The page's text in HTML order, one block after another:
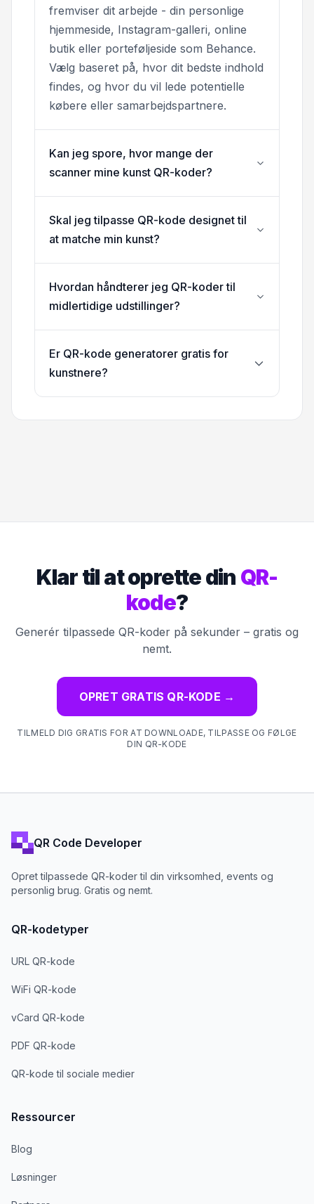
fremviser dit arbejde - din personlige
hjemmeside, Instagram-galleri, online
butik eller porteføljeside som Behance.
Vælg baseret på, hvor dit bedste indhold
findes, og hvor du vil lede potentielle
købere eller samarbejdspartnere.
Kan jeg spore, hvor mange der
scanner mine kunst QR-koder?
Skal jeg tilpasse QR-kode designet til
at matche min kunst?
Hvordan håndterer jeg QR-koder til
midlertidige udstillinger?
Er QR-kode generatorer gratis for
kunstnere?
Klar til at oprette din QR-
kode?
Generér tilpassede QR-koder på sekunder – gratis og
nemt.
OPRET GRATIS QR-KODE →
TILMELD DIG GRATIS FOR AT DOWNLOADE, TILPASSE OG FØLGE
DIN QR-KODE
QR Code Developer
Opret tilpassede QR-koder til din virksomhed, events og
personlig brug. Gratis og nemt.
QR-kodetyper
URL QR-kode
WiFi QR-kode
vCard QR-kode
PDF QR-kode
QR-kode til sociale medier
Ressourcer
Blog
Løsninger